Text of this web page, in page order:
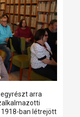
arra
ban létrejött